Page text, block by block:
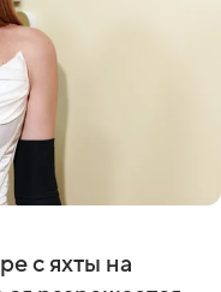
с яхты на